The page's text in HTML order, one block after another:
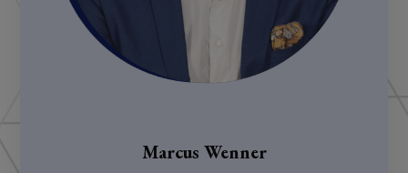
Marcus Wenner